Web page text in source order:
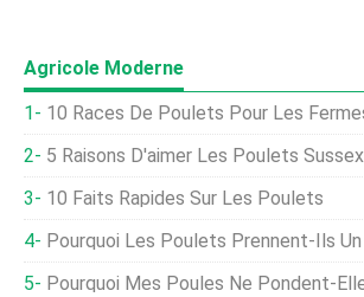
Agricole Moderne
10 Races De Poulets Pour Les
5 Raisons D'aimer Les Poulets Sussex
10 Faits Rapides Sur Les Poulets
Pourquoi Les Poulets Prennent-Ils Un
Pourquoi Mes Poules Ne Pondent-